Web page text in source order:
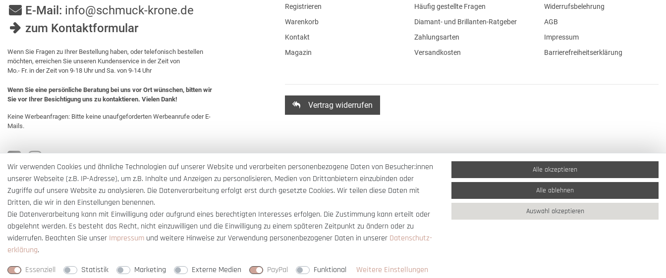
E-Mail: info@schmuck-krone.de
zum Kontaktformular
Wenn Sie Fragen zu Ihrer Bestellung haben, oder telefonisch bestellen
möchten, erreichen Sie unseren Kundenservice in der Zeit von
Mo.- Fr. in der Zeit von 9-18 Uhr und Sa. von 9-14 Uhr
Wenn Sie eine persönliche Beratung bei uns vor Ort wünschen, bitten wir
Sie vor Ihrer Besichtigung uns zu kontaktieren. Vielen Dank!
Keine Werbeanfragen: Bitte keine unaufgeforderten Werbeanrufe oder E-
Mails.
Registrieren
Warenkorb
Kontakt
Magazin
Häufig gestellte Fragen
Diamant- und Brillanten-Ratgeber
Zahlungsarten
Versandkosten
Widerrufsbelehrung
AGB
Impressum
Barrierefreiheitserklärung
Vertrag widerrufen
* Alle Preise verstehen sich inkl. gesetzl. MwSt. und
Wir verwenden Cookies und ähnliche Technologien auf unserer Website und verarbeiten personenbezogene Daten von Besucher:innen
unserer Webseite (z.B. IP-Adresse), um z.B. Inhalte und Anzeigen zu personalisieren, Medien von Drittanbietern einzubinden oder
Zugriffe auf unsere Website zu analysieren. Die Datenverarbeitung erfolgt erst durch gesetzte Cookies. Wir teilen diese Daten mit
Dritten, die wir in den Einstellungen benennen.
Die Datenverarbeitung kann mit Einwilligung oder aufgrund eines berechtigten Interesses erfolgen. Die Zustimmung kann erteilt oder
abgelehnt werden. Es besteht das Recht, nicht einzuwilligen und die Einwilligung zu einem späteren Zeitpunkt zu ändern oder zu
widerrufen. Beachten Sie unser Impressum und weitere Hinweise zur Verwendung personenbezogener Daten in unserer Daten­schutz­
erklärung.
Essenziell
Statistik Marketing Externe Medien PayPal Funktional Weitere Einstellungen
Alle akzeptieren
Alle ablehnen
Auswahl akzeptieren